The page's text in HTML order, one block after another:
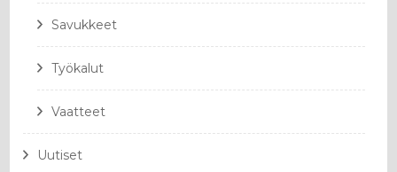
Savukkeet
Työkalut
Vaatteet
Uutiset